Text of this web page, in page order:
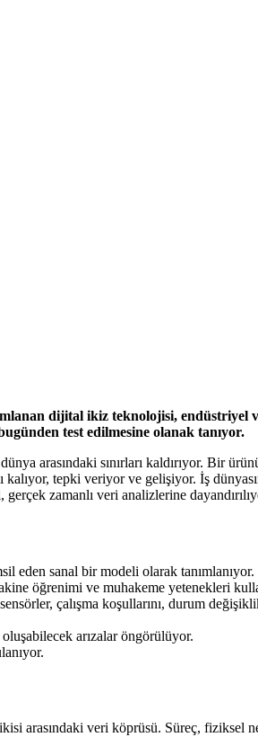
dijital ikiz teknolojisi, endüstriyel
test edilmesine olanak tanıyor.
sınırları kaldırıyor. Bir
tepki veriyor ve gelişiyor. İş
zamanlı veri analizlerine
eden sanal bir modeli olarak tanımlanıyor.
öğrenimi ve muhakeme yetenekleri
çalışma koşullarını, durum
arızalar öngörülüyor.
veri köprüsü. Süreç, fiziksel